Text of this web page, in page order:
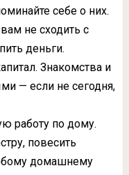
себе о них.
не сходить с
деньги.
Знакомства и
— если не сегодня,
работу по дому.
повесить
домашнему